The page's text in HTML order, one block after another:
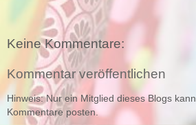
Keine Kommentare:
Kommentar veröffentlichen
Hinweis: Nur ein Mitglied dieses Blogs kann
Kommentare posten.